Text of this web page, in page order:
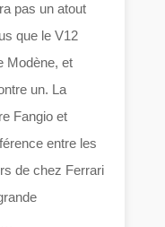
pas un atout
que le V12
Modène, et
un. La
Fangio et
entre les
de chez Ferrari